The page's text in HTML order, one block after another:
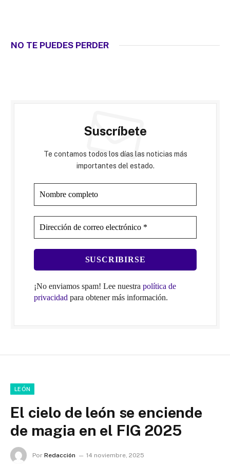
NO TE PUEDES PERDER
Suscríbete
Te contamos todos los días las noticias más
importantes del estado.
¡No enviamos spam! Lee nuestra política de
privacidadpara obtener más información.
LEÓN
El cielo de león se enciende
de magia en el FIG 2025
Por Redacción
14 noviembre, 2025